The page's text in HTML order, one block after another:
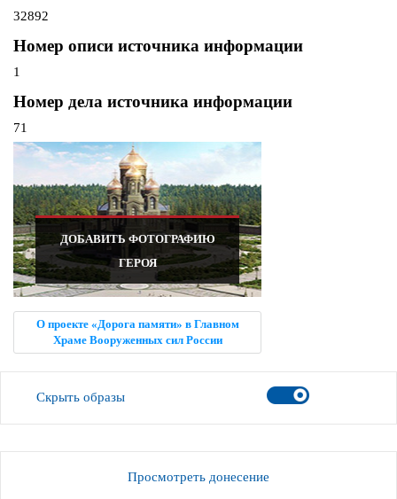
32892
Номер описи источника информации
1
Номер дела источника информации
71
ДОБАВИТЬ ФОТОГРАФИЮ
ГЕРОЯ
О проекте «Дорога памяти» в Главном
Храме Вооруженных сил России
Скрыть образы
Просмотреть донесение